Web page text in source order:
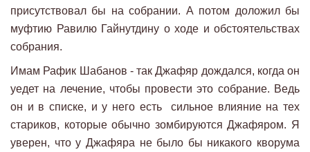
присутствовал бы на собрании. А потом доложил бы
муфтию Равилю Гайнутдину о ходе и обстоятельствах
собрания.
Имам Рафик Шабанов - так Джафяр дождался, когда он
уедет на лечение, чтобы провести это собрание. Ведь
он и в списке, и у него есть сильное влияние на тех
стариков, которые обычно зомбируются Джафяром. Я
уверен, что у Джафяра не было бы никакого кворума